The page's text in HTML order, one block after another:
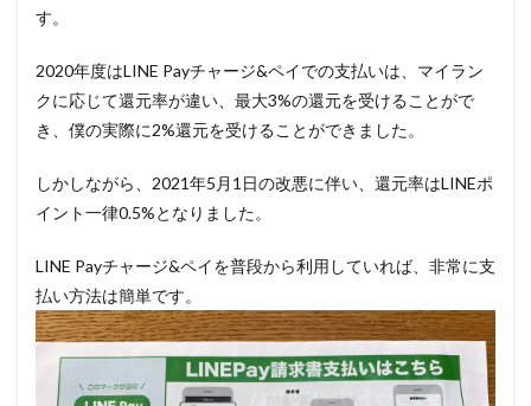
す。
2020年度はLINE Payチャージ&ペイでの支払いは、マイラン
クに応じて還元率が違い、最大3%の還元を受けることがで
き、僕の実際に2%還元を受けることができました。
しかしながら、2021年5月1日の改悪に伴い、還元率はLINEポ
イント一律0.5%となりました。
LINE Payチャージ&ペイを普段から利用していれば、非常に支
払い方法は簡単です。